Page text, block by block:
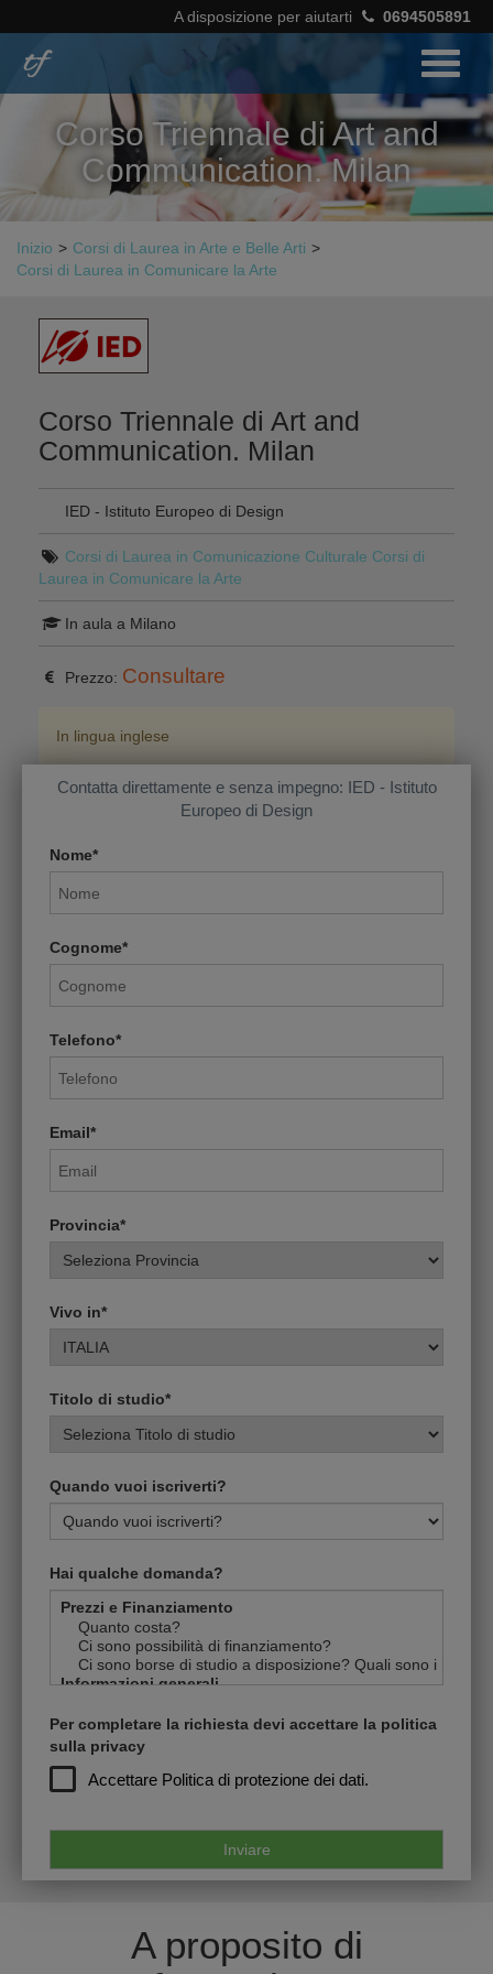
A disposizione per aiutarti 0694505891
Corso Triennale di Art and
Communication. Milan
Inizio > Corsi di Laurea in Arte e Belle Arti >
Corsi di Laurea in Comunicare la Arte
Corso Triennale di Art and
Communication. Milan
IED - Istituto Europeo di Design
Corsi di Laurea in Comunicazione Culturale Corsi di
Laurea in Comunicare la Arte
In aula a Milano
Prezzo: Consultare
In lingua inglese
Contatta direttamente e senza impegno: IED - Istituto
Europeo di Design
Nome*
Cognome*
Telefono*
Email*
Provincia*
Vivo in*
Titolo di studio*
Quando vuoi iscriverti?
Hai qualche domanda?
Per completare la richiesta devi accettare la politica
sulla privacy
Accettare Politica di protezione dei dati.
A proposito di